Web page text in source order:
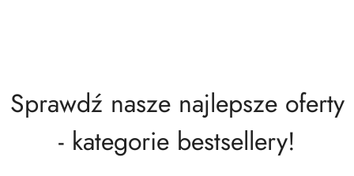
Sprawdź nasze najlepsze oferty
- kategorie bestsellery!